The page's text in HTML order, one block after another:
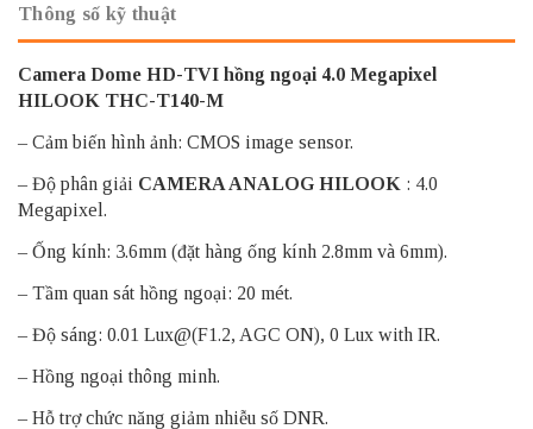
Thông số kỹ thuật
Camera Dome HD-TVI hồng ngoại 4.0 Megapixel
HILOOK THC-T140-M
– Cảm biến hình ảnh: CMOS image sensor.
– Độ phân giải CAMERA ANALOG HILOOK : 4.0
Megapixel.
– Ống kính: 3.6mm (đặt hàng ống kính 2.8mm và 6mm).
– Tầm quan sát hồng ngoại: 20 mét.
– Độ sáng: 0.01 Lux@(F1.2, AGC ON), 0 Lux with IR.
– Hồng ngoại thông minh.
– Hỗ trợ chức năng giảm nhiễu số DNR.